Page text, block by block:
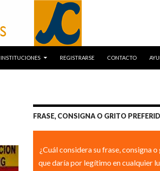
INSTITUCIONES REGISTRARSE CONTACTO
FRASE, CONSIGNA O GRITO
¿Cuál considera su frase, consigna
que daría por legítimo en cualquier